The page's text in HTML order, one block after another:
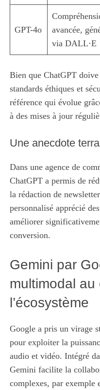
GPT-4o
avancée,
via DALL·E
Bien que ChatGPT
standards éthiques et
référence qui évolue
à des mises à jour
Une anecdote
Dans une agence de
ChatGPT a permis de
la rédaction de
personnalisé apprécié
améliorer
conversion.
Gemini par
multimodal
l’écosystème
Google a pris un virage
pour exploiter la
audio et vidéo. Intégré
Gemini facilite la
complexes, par exemple